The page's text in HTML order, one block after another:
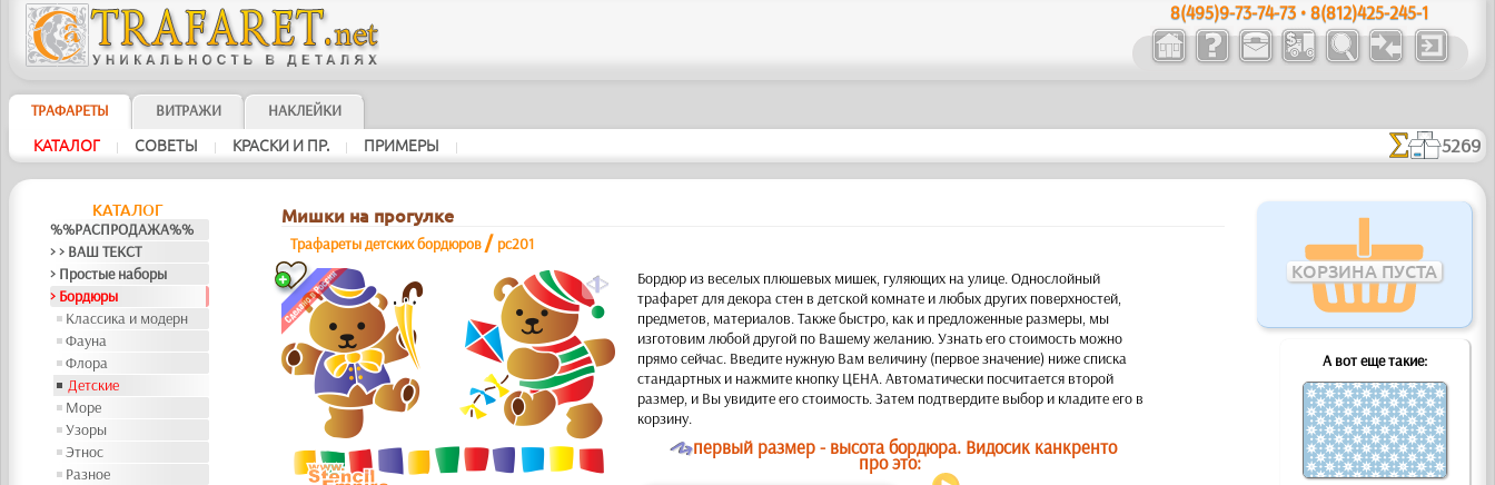
8(495)9-73-74-73 • 8(812)425-245-1
ТРАФАРЕТЫ ВИТРАЖИ НАКЛЕЙКИ
КАТАЛОГ | СОВЕТЫ | КРАСКИ И ПР. | ПРИМЕРЫ | 5269
КАТАЛОГ
%%РАСПРОДАЖА%%
> > ВАШ ТЕКСТ
> Простые наборы
> Бордюры
Классика и модерн
Фауна
Флора
Детские
Море
Узоры
Этнос
Разное
КОРЗИНА ПУСТА
А вот еще такие:
Мишки на прогулке
Трафареты детских бордюров / pc201
a
Бордюр из веселых плюшевых мишек, гуляющих на улице. Однослойный
трафарет для декора стен в детской комнате и любых других поверхностей,
предметов, материалов. Также быстро, как и предложенные размеры, мы
изготовим любой другой по Вашему желанию. Узнать его стоимость можно
прямо сейчас. Введите нужную Вам величину (первое значение) ниже списка
стандартных и нажмите кнопку ЦЕНА. Автоматически посчитается второй
размер, и Вы увидите его стоимость. Затем подтвердите выбор и кладите его в
корзину.
Oпервый размер - высота бордюра. Видосик канкренто
про это: